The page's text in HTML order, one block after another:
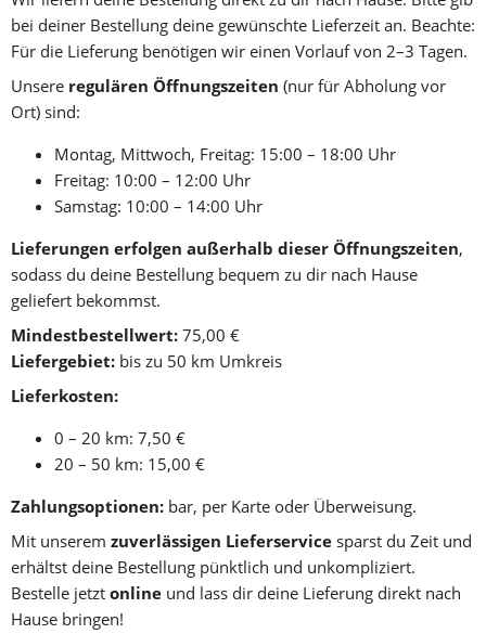
bei deiner Bestellung deine gewünschte Lieferzeit an. Beachte:
Für die Lieferung benötigen wir einen Vorlauf von 2–3 Tagen.
Unsere regulären Öffnungszeiten (nur für Abholung vor
Ort) sind:
Montag, Mittwoch, Freitag: 15:00 – 18:00 Uhr
Freitag: 10:00 – 12:00 Uhr
Samstag: 10:00 – 14:00 Uhr
Lieferungen erfolgen außerhalb dieser Öffnungszeiten,
sodass du deine Bestellung bequem zu dir nach Hause
geliefert bekommst.
Mindestbestellwert: 75,00 €
Liefergebiet: bis zu 50 km Umkreis
Lieferkosten:
0 – 20 km: 7,50 €
20 – 50 km: 15,00 €
Zahlungsoptionen: bar, per Karte oder Überweisung.
Mit unserem zuverlässigen Lieferservice sparst du Zeit und
erhältst deine Bestellung pünktlich und unkompliziert.
Bestelle jetzt online und lass dir deine Lieferung direkt nach
Hause bringen!